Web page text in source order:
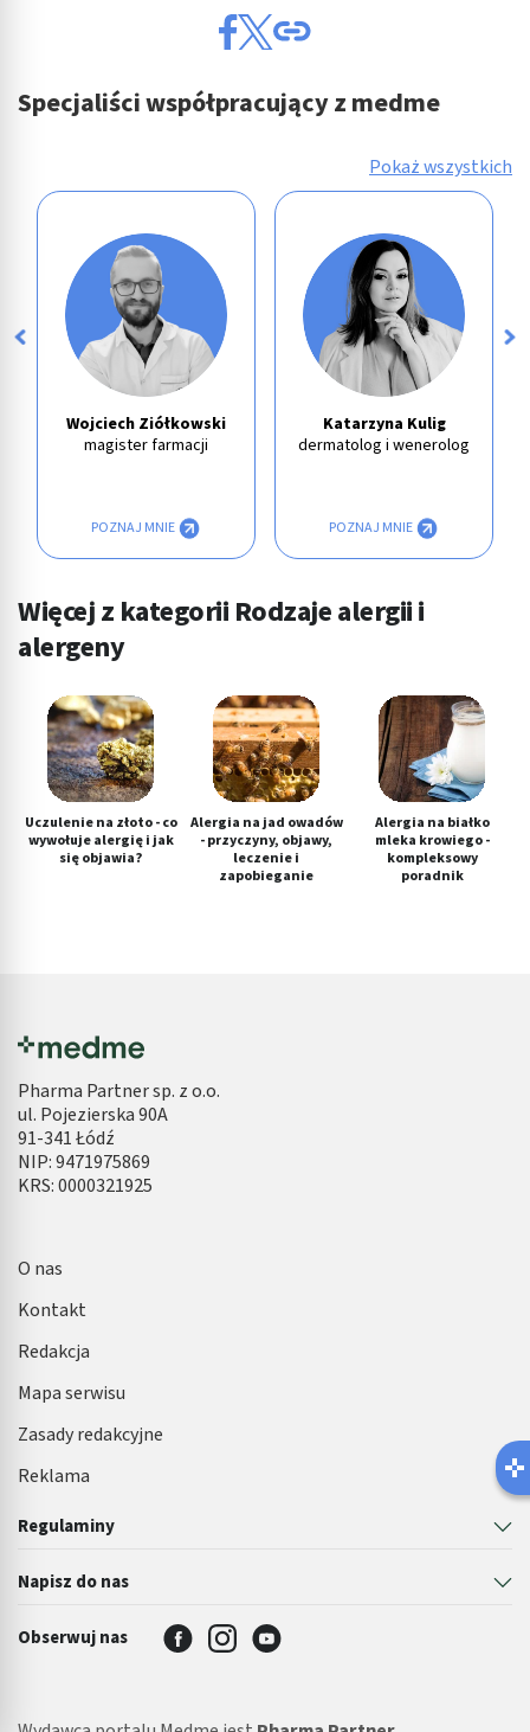
Specjaliści współpracujący z medme
Pokaż wszystkich
Wojciech Ziółkowski
magister farmacji
POZNAJ MNIE
Katarzyna Kulig
dermatolog i wenerolog
POZNAJ MNIE
Więcej z kategorii Rodzaje alergii i
alergeny
Uczulenie na złoto - co
wywołuje alergię i jak
się objawia?
Alergia na jad owadów
- przyczyny, objawy,
leczenie i
zapobieganie
Alergia na białko
mleka krowiego -
kompleksowy
poradnik
Pharma Partner sp. z o.o.
ul. Pojezierska 90A
91-341 Łódź
NIP: 9471975869
KRS: 0000321925
Regulaminy
Napisz do nas
O nas
Kontakt
Redakcja
Mapa serwisu
Zasady redakcyjne
Reklama
Obserwuj nas